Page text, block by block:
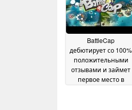
BattleCap
дебютирует со 100%
положительными
отзывами и займет
первое место в